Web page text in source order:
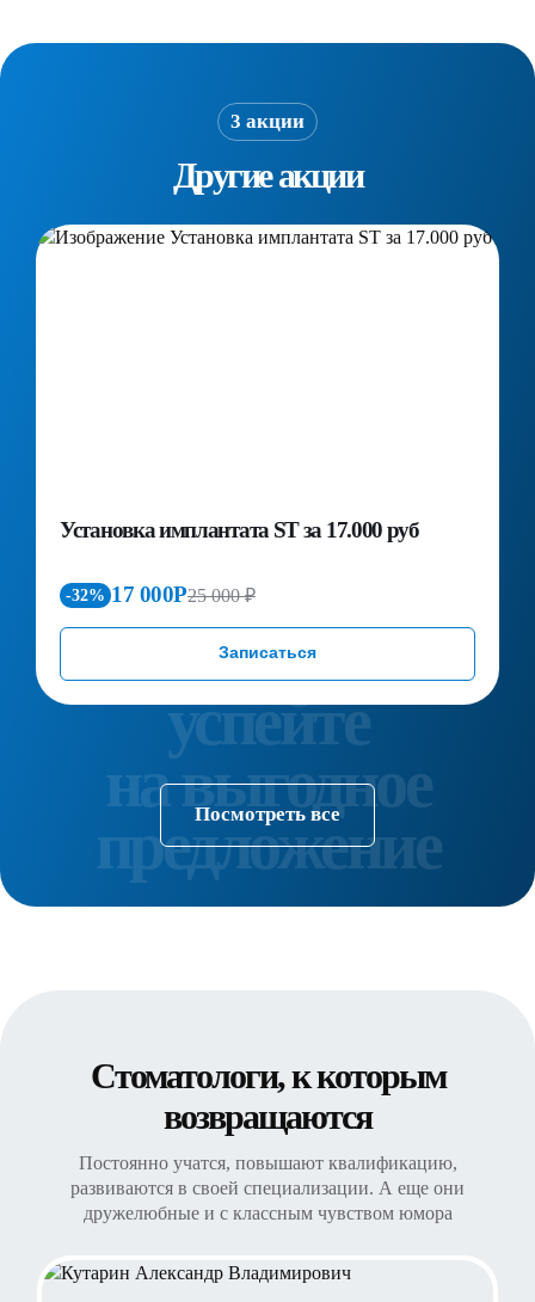
3 акции
Другие акции
Установка имплантата ST за 17.000 руб
-32% 17 000Р25 000 ₽
Записаться
Посмотреть все
Стоматологи, к которым
возвращаются
Постоянно учатся, повышают квалификацию,
развиваются в своей специализации. А еще они
дружелюбные и с классным чувством юмора